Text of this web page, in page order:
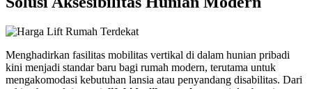
Menghadirkan fasilitas mobilitas vertikal di dalam hunian pribadi
kini menjadi standar baru bagi rumah modern, terutama untuk
mengakomodasi kebutuhan lansia atau penyandang disabilitas. Dari